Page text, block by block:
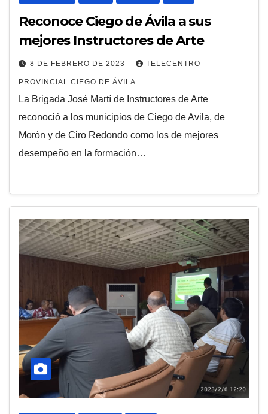
Reconoce Ciego de Ávila a sus
mejores Instructores de Arte
8 DE FEBRERO DE 2023 TELECENTRO
PROVINCIAL CIEGO DE ÁVILA
La Brigada José Martí de Instructores de Arte
reconoció a los municipios de Ciego de Avila, de
Morón y de Ciro Redondo como los de mejores
desempeño en la formación…